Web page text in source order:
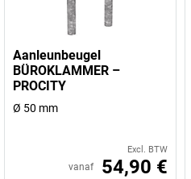
Aanleunbeugel
BÜROKLAMMER –
PROCITY
Ø 50 mm
Excl. BTW
vanaf 54,90 €